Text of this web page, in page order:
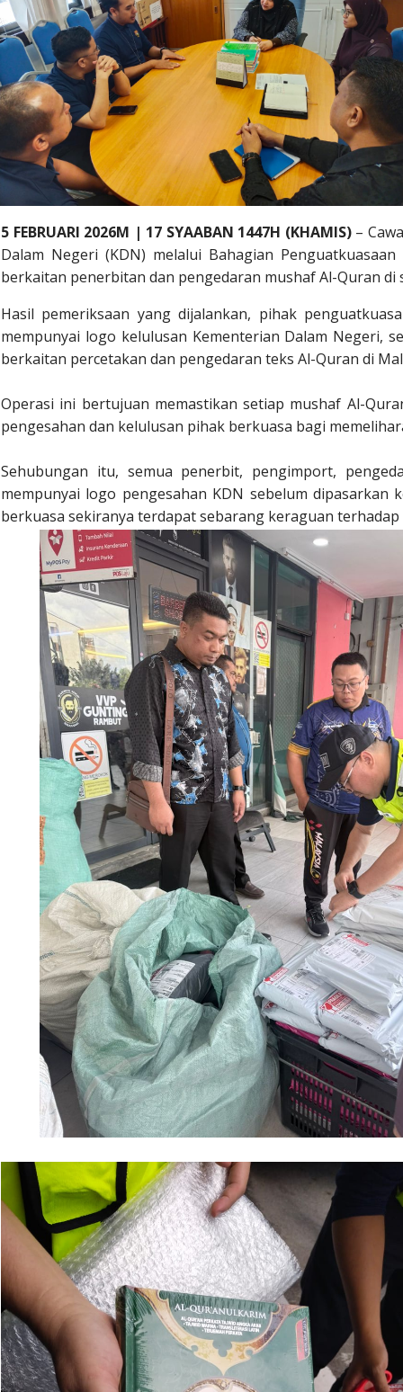
5 FEBRUARI 2026M | 17 SYAABAN 1447H (KHAMIS)–
Dalam Negeri (KDN) melalui Bahagian
berkaitan penerbitan dan pengedaran mushaf Al-Quran di
Hasil pemeriksaan yang dijalankan, pihak
mempunyai logo kelulusan Kementerian Dalam Negeri,
berkaitan percetakan dan pengedaran teks Al-Quran di
Operasi ini bertujuan memastikan setiap mushaf Al-
pengesahan dan kelulusan pihak berkuasa bagi
Sehubungan itu, semua penerbit, pengimport,
mempunyai logo pengesahan KDN sebelum
berkuasa sekiranya terdapat sebarang keraguan